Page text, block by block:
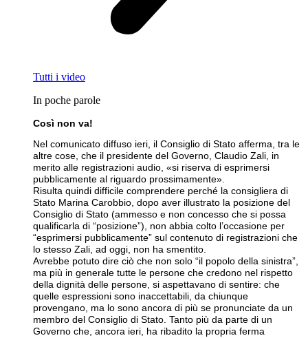
Tutti i video
In poche parole
Così non va!
Nel comunicato diffuso ieri, il Consiglio di Stato afferma, tra le
altre cose, che il presidente del Governo, Claudio Zali, in
merito alle registrazioni audio, «si riserva di esprimersi
pubblicamente al riguardo prossimamente».
Risulta quindi difficile comprendere perché la consigliera di
Stato Marina Carobbio, dopo aver illustrato la posizione del
Consiglio di Stato (ammesso e non concesso che si possa
qualificarla di “posizione”), non abbia colto l’occasione per
“esprimersi pubblicamente” sul contenuto di registrazioni che
lo stesso Zali, ad oggi, non ha smentito.
Avrebbe potuto dire ciò che non solo “il popolo della sinistra”,
ma più in generale tutte le persone che credono nel rispetto
della dignità delle persone, si aspettavano di sentire: che
quelle espressioni sono inaccettabili, da chiunque
provengano, ma lo sono ancora di più se pronunciate da un
membro del Consiglio di Stato. Tanto più da parte di un
Governo che, ancora ieri, ha ribadito la propria ferma